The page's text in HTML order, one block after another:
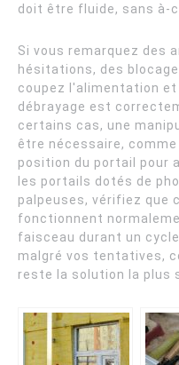
doit être fluide, sans à-
Si vous remarquez des
hésitations, des
coupez l'alimentation
débrayage est
certains cas, une
être nécessaire,
position du portail pour
les portails dotés de
palpeuses, vérifiez que
fonctionnent
faisceau durant un
malgré vos tentatives,
reste la solution la plus